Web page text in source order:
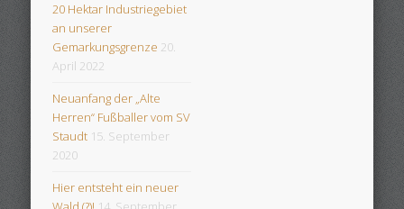
20 Hektar Industriegebiet
an unserer
Gemarkungsgrenze 20.
April 2022
Neuanfang der „Alte
Herren“ Fußballer vom SV
Staudt 15. September
2020
Hier entsteht ein neuer